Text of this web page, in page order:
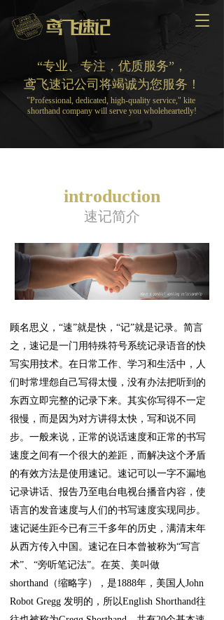
“专业、专注，优质服务”，
鸢飞速记公司将竭诚为您服务！
T
i
"Professional, dedicated, high-quality service," kite
shorthand company will serve you wholeheartedly!
introduction
速记简介
顾名思义，“速”就是快，“记”就是记录。简言
之，速记是一门用特殊符号系统记录语音的快
写实用技术。在日常工作、学习和生活中，人
们时常埋怨自己写得太慢，没有办法把听到的
东西立即完整的记录下来。其实你写得不一定
很慢，而是因为对方讲得太快，写和说不同
步。一般来说，正常的说话速度和正常的书写
速度之间有一个很大的差距，而解决这个矛盾
的有效方法是使用速记。速记可以一字不漏地
记录讲话、报告乃至电台电视台播音内容，使
语言的发音速度与人们的书写速度实现同步。
速记诞生距今已有三千多年的历史，满清末年
从西方传入中国。速记在日本曾被称为“写言
术”、“旁听笔记法”。在英、美叫做
shorthand（缩略字），是1888年，美国人John
Robot Gregg 发明的，所以English Shorthand往